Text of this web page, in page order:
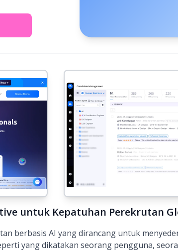
untuk Kepatuhan Perekrutan
berbasis AI yang dirancang untuk
yang dikatakan seorang pengguna,